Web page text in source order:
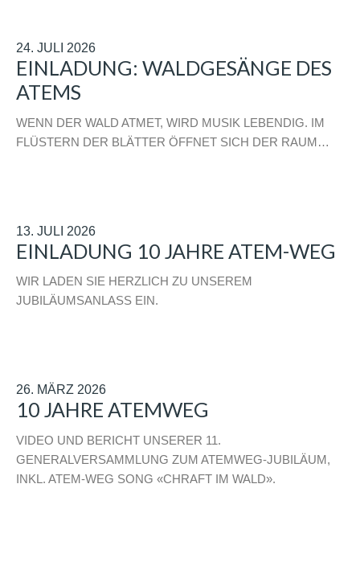
24. JULI 2026
EINLADUNG: WALDGESÄNGE DES
ATEMS
WENN DER WALD ATMET, WIRD MUSIK LEBENDIG. IM
FLÜSTERN DER BLÄTTER ÖFFNET SICH DER RAUM…
13. JULI 2026
EINLADUNG 10 JAHRE ATEM-WEG
WIR LADEN SIE HERZLICH ZU UNSEREM
JUBILÄUMSANLASS EIN.
26. MÄRZ 2026
10 JAHRE ATEMWEG
VIDEO UND BERICHT UNSERER 11.
GENERALVERSAMMLUNG ZUM ATEMWEG-JUBILÄUM,
INKL. ATEM-WEG SONG «CHRAFT IM WALD».